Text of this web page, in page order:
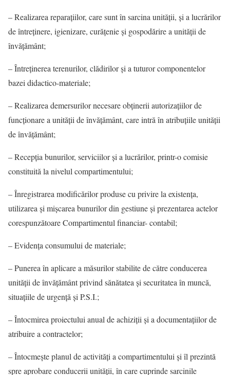
– Realizarea reparaţiilor, care sunt în sarcina unităţii, şi a lucrărilor
de întreţinere, igienizare, curăţenie şi gospodărire a unităţii de
învăţământ;
– Întreţinerea terenurilor, clădirilor şi a tuturor componentelor
bazei didactico-materiale;
– Realizarea demersurilor necesare obţinerii autorizaţiilor de
funcţionare a unităţii de învăţământ, care intră în atribuţiile unităţii
de învăţământ;
– Recepţia bunurilor, serviciilor şi a lucrărilor, printr-o comisie
constituită la nivelul compartimentului;
– Înregistrarea modificărilor produse cu privire la existenţa,
utilizarea şi mişcarea bunurilor din gestiune şi prezentarea actelor
corespunzătoare Compartimentul financiar- contabil;
– Evidenţa consumului de materiale;
– Punerea în aplicare a măsurilor stabilite de către conducerea
unităţii de învăţământ privind sănătatea şi securitatea în muncă,
situaţiile de urgenţă şi P.S.I.;
– Întocmirea proiectului anual de achiziţii şi a documentaţiilor de
atribuire a contractelor;
– Întocmeşte planul de activităţi a compartimentului şi îl prezintă
spre aprobare conducerii unităţii, în care cuprinde sarcinile